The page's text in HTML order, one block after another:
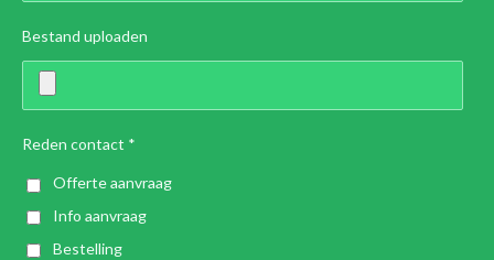
Bestand uploaden
Reden contact *
Offerte aanvraag
Info aanvraag
Bestelling